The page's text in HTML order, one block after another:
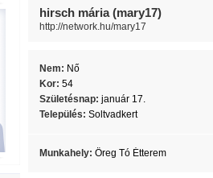
hirsch mária (mary17)
http://network.hu/mary17
Nem: Nő
Kor: 54
Születésnap: január 17.
Település: Soltvadkert
Munkahely: Öreg Tó Étterem